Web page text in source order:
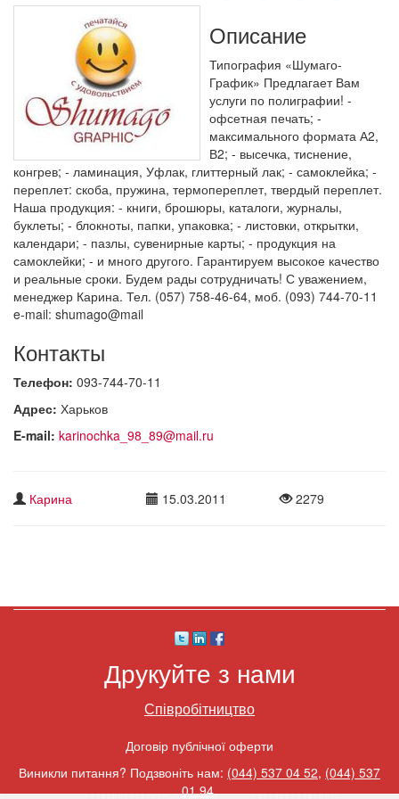
Описание
Типография «Шумаго-
График» Предлагает Вам
услуги по полиграфии! -
офсетная печать; -
максимального формата А2,
В2; - высечка, тиснение,
конгрев; - ламинация, Уфлак, глиттерный лак; - самоклейка; -
переплет: скоба, пружина, термопереплет, твердый переплет.
Наша продукция: - книги, брошюры, каталоги, журналы,
буклеты; - блокноты, папки, упаковка; - листовки, открытки,
календари; - пазлы, сувенирные карты; - продукция на
самоклейки; - и много другого. Гарантируем высокое качество
и реальные сроки. Будем рады сотрудничать! С уважением,
менеджер Карина. Тел. (057) 758-46-64, моб. (093) 744-70-11
e-mail: shumago@mail
Контакты
Телефон: 093-744-70-11
Адрес: Харьков
E-mail: karinochka_98_89@mail.ru
Карина 15.03.2011 2279
Друкуйте з нами
Співробітництво
Договір публічної оферти
Виникли питання? Подзвоніть нам: (044) 537 04 52, (044) 537
01 94.